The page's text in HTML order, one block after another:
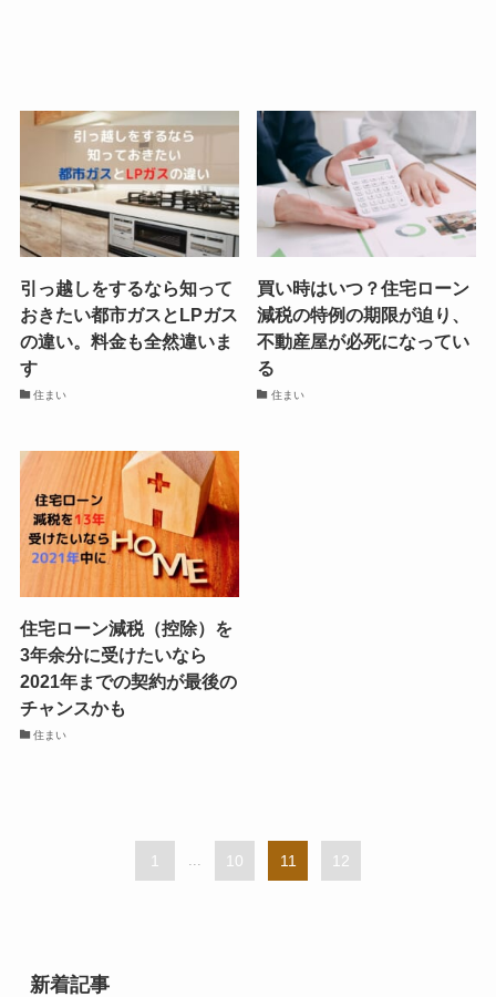
引っ越しをするなら知って
おきたい都市ガスとLPガス
の違い。料金も全然違いま
す
住まい
買い時はいつ？住宅ローン
減税の特例の期限が迫り、
不動産屋が必死になってい
る
住まい
住宅ローン減税（控除）を
3年余分に受けたいなら
2021年までの契約が最後の
チャンスかも
住まい
1 ... 10 11 12
新着記事